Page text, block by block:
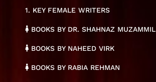
1. KEY FEMALE WRITERS
BOOKS BY DR. SHAHNAZ MUZAMMIL
BOOKS BY NAHEED VIRK
BOOKS BY RABIA REHMAN